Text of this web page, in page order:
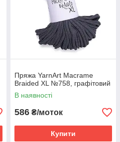
Пряжа YarnArt Macrame
Braided XL №758, графітовий
В наявності
586 ₴/моток
Купити